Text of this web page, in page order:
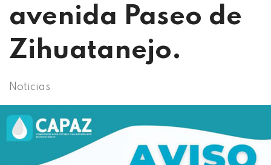
avenida Paseo de
Zihuatanejo.
Noticias